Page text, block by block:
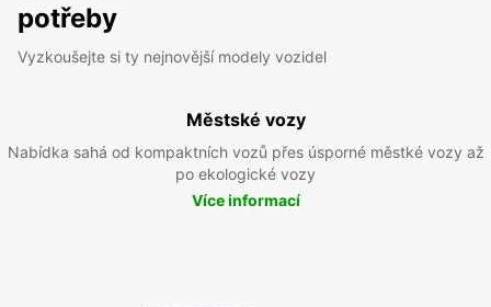
potřeby
Vyzkoušejte si ty nejnovější modely vozidel
Městské vozy
Nabídka sahá od kompaktních vozů přes úsporné městké vozy až
po ekologické vozy
Více informací